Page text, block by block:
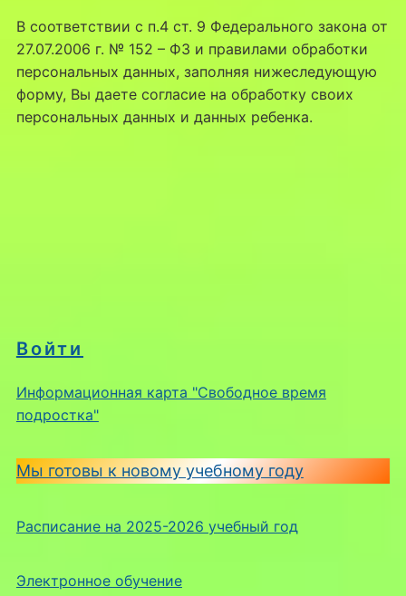
Войти
Информационная карта "Свободное время
подростка"
Мы готовы к новому учебному году
Расписание на 2025-2026 учебный год
Электронное обучение
В соответствии с п.4 ст. 9 Федерального закона от
27.07.2006 г. № 152 – Ф3 и правилами обработки
персональных данных, заполняя нижеследующую
форму, Вы даете согласие на обработку своих
персональных данных и данных ребенка.